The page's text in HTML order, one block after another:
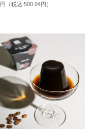
円（税込:500.04円）